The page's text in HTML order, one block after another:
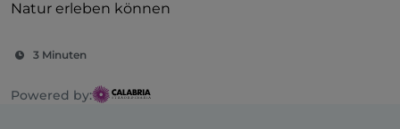
Natur erleben können
3 Minuten
Powered by: